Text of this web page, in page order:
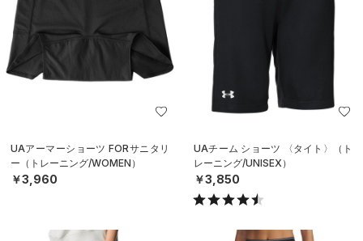
UAアーマーショーツ FORサニタリ
ー（トレーニング/WOMEN）
￥3,960
UAチーム ショーツ 〈タイト〉（ト
レーニング/UNISEX）
￥3,850